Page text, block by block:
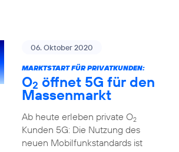
06. Oktober 2020
MARKTSTART FÜR PRIVATKUNDEN:
O2 öffnet 5G für den
Massenmarkt
Ab heute erleben private O2
Kunden 5G: Die Nutzung des
neuen Mobilfunkstandards ist